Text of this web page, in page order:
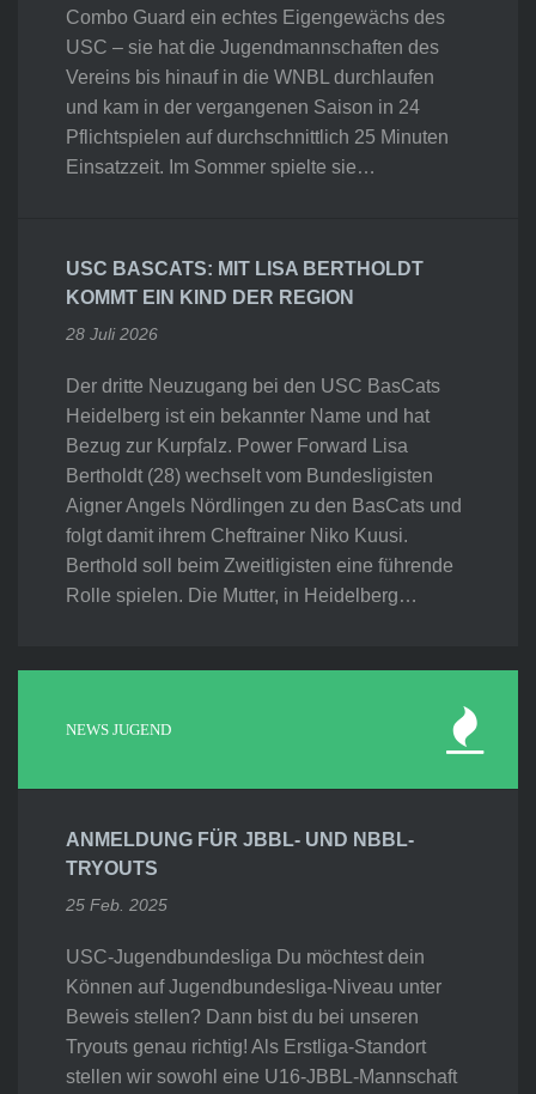
Combo Guard ein echtes Eigengewächs des
USC – sie hat die Jugendmannschaften des
Vereins bis hinauf in die WNBL durchlaufen
und kam in der vergangenen Saison in 24
Pflichtspielen auf durchschnittlich 25 Minuten
Einsatzzeit. Im Sommer spielte sie…
USC BASCATS: MIT LISA BERTHOLDT
KOMMT EIN KIND DER REGION
28 Juli 2026
Der dritte Neuzugang bei den USC BasCats
Heidelberg ist ein bekannter Name und hat
Bezug zur Kurpfalz. Power Forward Lisa
Bertholdt (28) wechselt vom Bundesligisten
Aigner Angels Nördlingen zu den BasCats und
folgt damit ihrem Cheftrainer Niko Kuusi.
Berthold soll beim Zweitligisten eine führende
Rolle spielen. Die Mutter, in Heidelberg…
NEWS JUGEND
ANMELDUNG FÜR JBBL- UND NBBL-
TRYOUTS
25 Feb. 2025
USC-Jugendbundesliga Du möchtest dein
Können auf Jugendbundesliga-Niveau unter
Beweis stellen? Dann bist du bei unseren
Tryouts genau richtig! Als Erstliga-Standort
stellen wir sowohl eine U16-JBBL-Mannschaft